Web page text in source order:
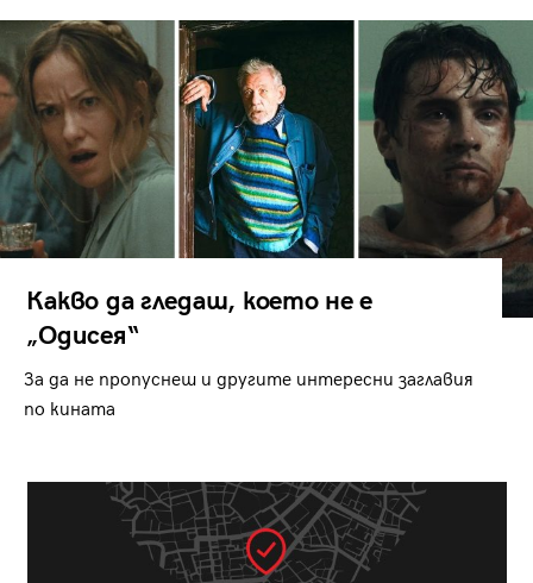
Какво да гледаш, което не е
„Одисея“
За да не пропуснеш и другите интересни заглавия
по кината